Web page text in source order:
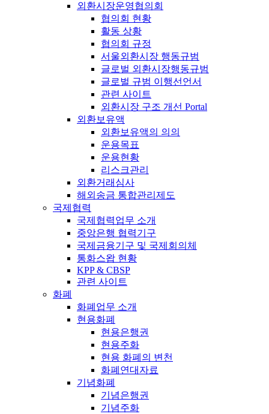
외환시장운영협의회
협의회 현황
활동 상황
협의회 규정
서울외환시장 행동규범
글로벌 외환시장행동규범
글로벌 규범 이행선언서
관련 사이트
외환시장 구조 개선 Portal
외환보유액
외환보유액의 의의
운용목표
운용현황
리스크관리
외환거래심사
해외송금 통합관리제도
국제협력
국제협력업무 소개
중앙은행 협력기구
국제금융기구 및 국제회의체
통화스왑 현황
KPP & CBSP
관련 사이트
화폐
화폐업무 소개
현용화폐
현용은행권
현용주화
현용 화폐의 변천
화폐연대자료
기념화폐
기념은행권
기념주화